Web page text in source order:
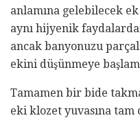
anlamına gelebilecek
aynı hijyenik
ancak banyonuzu
ekini düşünmeye
Tamamen bir bide
eki klozet yuvasına